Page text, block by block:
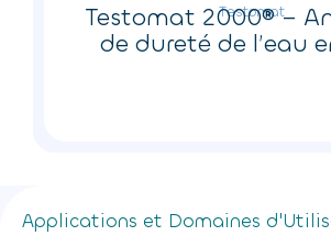
Testomat
Testomat 2000® –
de dureté de l’eau
Applications et Domaines